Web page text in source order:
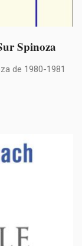
Spinoza
de 1980-1981